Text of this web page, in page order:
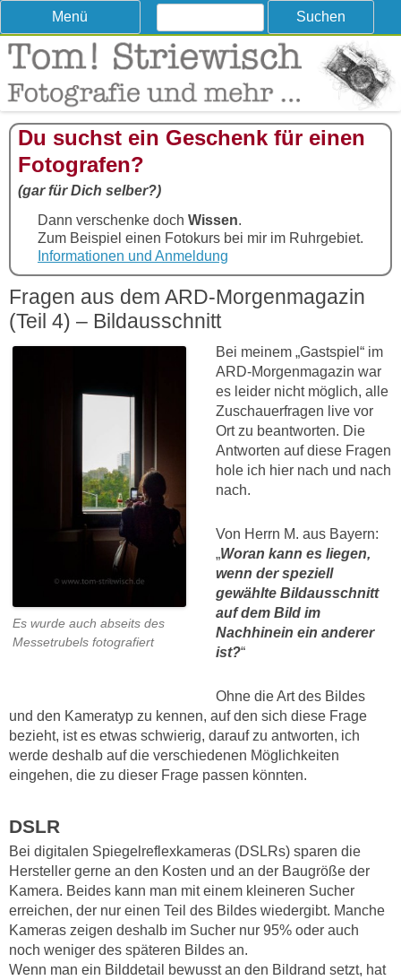
Tom! Striewisch – Fotografieren
lernen
Tipps und Tricks und Meinungen zur Fotografie
Menü
content
Suchen
Du suchst ein Geschenk für einen
Fotografen?
(gar für Dich selber?)
Dann verschenke doch Wissen.
Zum Beispiel einen Fotokurs bei mir im Ruhrgebiet.
Informationen und Anmeldung
Fragen aus dem ARD-Morgenmagazin
(Teil 4) – Bildausschnitt
Es wurde auch abseits des
Messetrubels fotografiert
Bei meinem „Gastspiel“ im
ARD-Morgenmagazin war
es leider nicht möglich, alle
Zuschauerfragen live vor
Ort zu beantworten. Die
Antworten auf diese Fragen
hole ich hier nach und nach
nach.
Von Herrn M. aus Bayern:
„Woran kann es liegen,
wenn der speziell
gewählte Bildausschnitt
auf dem Bild im
Nachhinein ein anderer
ist?“
Ohne die Art des Bildes
und den Kameratyp zu kennen, auf den sich diese Frage
bezieht, ist es etwas schwierig, darauf zu antworten, ich
werde deshalb auf die verschiedenen Möglichkeiten
eingehen, die zu dieser Frage passen könnten.
DSLR
Bei digitalen Spiegelreflexkameras (DSLRs) sparen die
Hersteller gerne an den Kosten und an der Baugröße der
Kamera. Beides kann man mit einem kleineren Sucher
erreichen, der nur einen Teil des Bildes wiedergibt. Manche
Kameras zeigen deshalb im Sucher nur 95% oder auch
noch weniger des späteren Bildes an.
Wenn man ein Bilddetail bewusst an den Bildrand setzt, hat